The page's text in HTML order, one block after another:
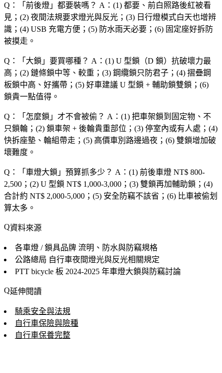
Q：「 前後燈 」都要裝嗎？ A：(1) 都要、前白照路後紅被看
見；(2) 夜間法規要求燈光與反光；(3) 日行燈模式白天也增辨
識；(4) USB 充電方便；(5) 防水雨天必要；(6) 固定座好拆防
被摸走。
Q：「 大鎖 」要買哪種？ A：(1) U 型鎖（D 鎖）抗破壞力最
高；(2) 鏈條鎖中等、較重；(3) 鋼纜鎖只防君子；(4) 摺疊鋼
板鎖中高、好攜帶；(5) 好車建議 U 型鎖 + 輔助鎖雙鎖；(6)
鎖貴一點值得。
Q：「 怎麼鎖 」才不會被偷？ A：(1) 把車架鎖到固定物、不
只鎖輪；(2) 鎖車架 + 後輪貴重部位；(3) 停室內或有人處；(4)
快拆座墊、輪組帶走；(5) 高價車別路邊過夜；(6) 雙鎖增加破
壞難度。
Q：「 車燈大鎖 」預算抓多少？ A：(1) 前後車燈 NT$ 800-
2,500；(2) U 型鎖 NT$ 1,000-3,000；(3) 雙鎖再加輔助鎖；(4)
合計約 NT$ 2,000-5,000；(5) 安全防竊不該省；(6) 比車被偷划
算太多。
資料來源
各車燈 / 鎖具品牌 流明、防水與防竊規格
公路總局 自行車夜間燈光與反光相關規定
PTT bicycle 板 2024-2025 年車燈大鎖與防竊討論
延伸閱讀
騎乘安全與法規
自行車保險與險種
自行車保養完整